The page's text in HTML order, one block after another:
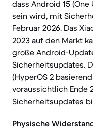
dass Android 15
sein wird, mit
Februar 2026. Das
2023 auf den Markt
große Android-
Sicherheitsupdates.
(HyperOS 2
voraussichtlich Ende
Sicherheitsupdates
Physische